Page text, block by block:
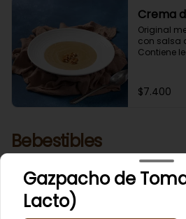
Crema
Original
con salsa
Contiene
$7.400
Bebestibles
Variedad de los bebestibles de
de fruta marca Rico.
Gazpacho de
Lacto)